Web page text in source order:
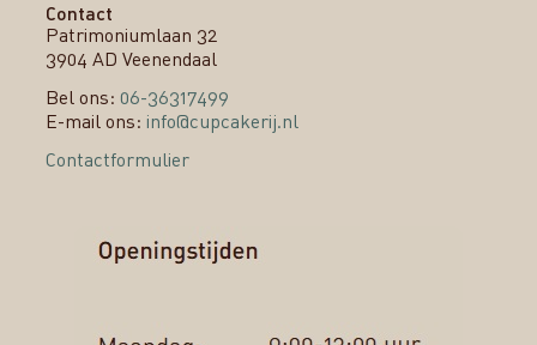
Contact
Patrimoniumlaan 32
3904 AD Veenendaal
Bel ons: 06-36317499
E-mail ons: info@cupcakerij.nl
Contactformulier